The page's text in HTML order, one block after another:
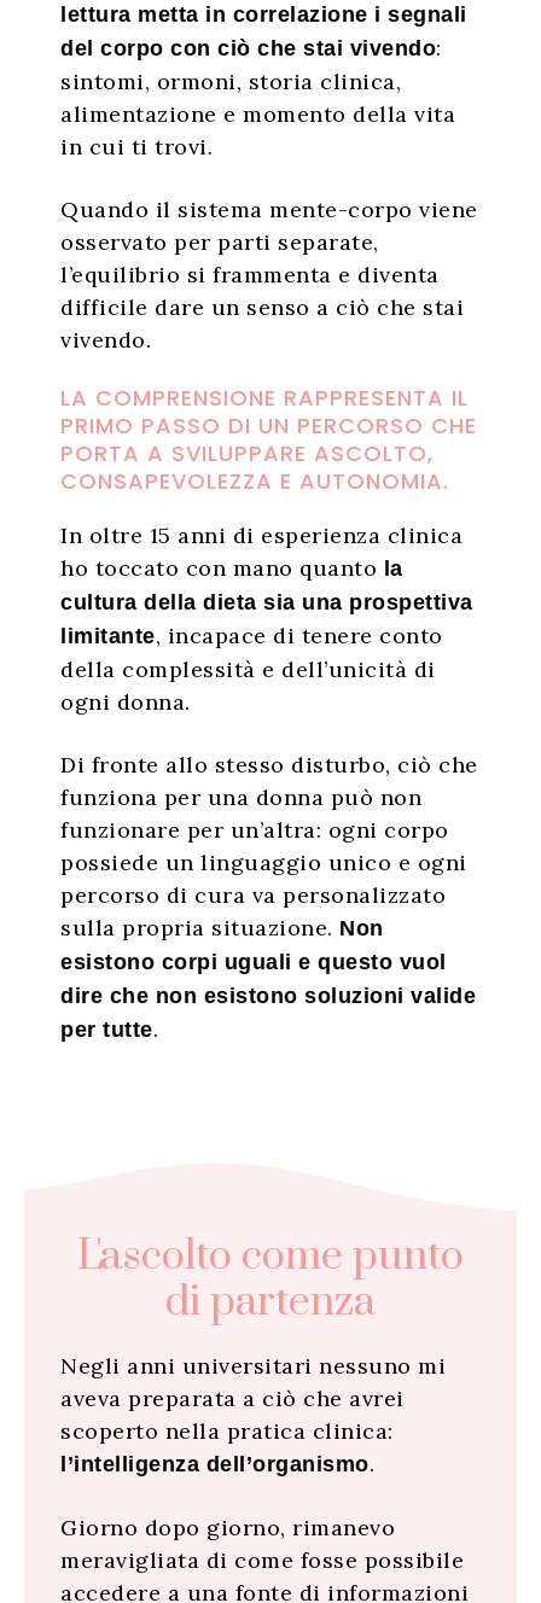
lettura metta in correlazione i segnali
del corpo con ciò che stai vivendo:
sintomi, ormoni, storia clinica,
alimentazione e momento della vita
in cui ti trovi.
Quando il sistema mente-corpo viene
osservato per parti separate,
l’equilibrio si frammenta e diventa
difficile dare un senso a ciò che stai
vivendo.
LA COMPRENSIONE RAPPRESENTA IL
PRIMO PASSO DI UN PERCORSO CHE
PORTA A SVILUPPARE ASCOLTO,
CONSAPEVOLEZZA E AUTONOMIA.
In oltre 15 anni di esperienza clinica
ho toccato con mano quanto la
cultura della dieta sia una prospettiva
limitante, incapace di tenere conto
della complessità e dell’unicità di
ogni donna.
Di fronte allo stesso disturbo, ciò che
funziona per una donna può non
funzionare per un’altra: ogni corpo
possiede un linguaggio unico e ogni
percorso di cura va personalizzato
sulla propria situazione. Non
esistono corpi uguali e questo vuol
dire che non esistono soluzioni valide
per tutte.
L'ascolto come punto
di partenza
Negli anni universitari nessuno mi
aveva preparata a ciò che avrei
scoperto nella pratica clinica:
l’intelligenza dell’organismo.
Giorno dopo giorno, rimanevo
meravigliata di come fosse possibile
accedere a una fonte di informazioni